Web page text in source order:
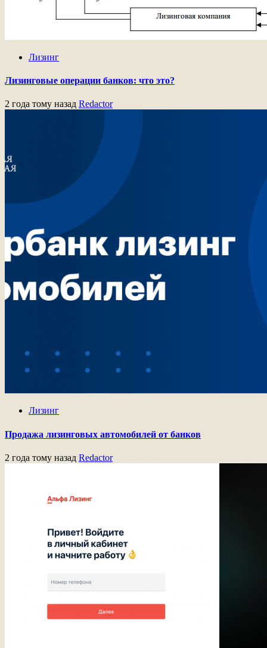
Лизинг
Лизинговые операции банков: что это?
2 года тому назад Redactor
Лизинг
Продажа лизинговых автомобилей от банков
2 года тому назад Redactor